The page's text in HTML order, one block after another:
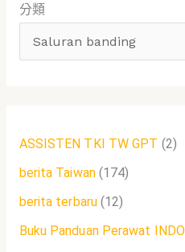
字
分類
ASSISTEN TKI TW GPT (2)
berita Taiwan(174)
berita terbaru(12)
Buku Panduan Perawat